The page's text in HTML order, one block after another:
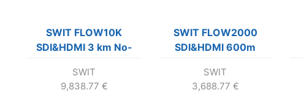
SWIT FLOW10K
SDI&HDMI 3 km No-
System
SWIT
9,838.77 €
SWIT FLOW2000
SDI&HDMI 600m
SWIT
3,688.77 €